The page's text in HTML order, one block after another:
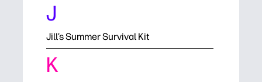
J
Jill’s Summer Survival Kit
K